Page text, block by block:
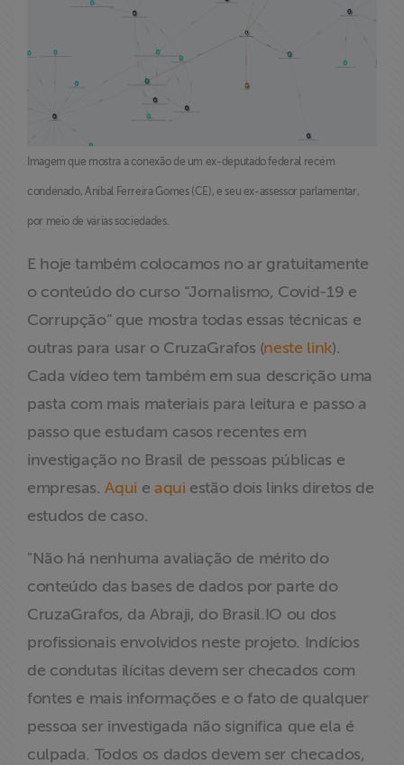
Imagem que mostra a conexão de um ex-deputado federal recém
condenado, Anibal Ferreira Gomes (CE), e seu ex-assessor parlamentar,
por meio de várias sociedades.
E hoje também colocamos no ar gratuitamente
o conteúdo do curso “Jornalismo, Covid-19 e
Corrupção” que mostra todas essas técnicas e
outras para usar o CruzaGrafos (neste link).
Cada vídeo tem também em sua descrição uma
pasta com mais materiais para leitura e passo a
passo que estudam casos recentes em
investigação no Brasil de pessoas públicas e
empresas.Aqui e aqui estão dois links diretos de
estudos de caso.
"Não há nenhuma avaliação de mérito do
conteúdo das bases de dados por parte do
CruzaGrafos, da Abraji, do Brasil.IO ou dos
profissionais envolvidos neste projeto. Indícios
de condutas ilícitas devem ser checados com
fontes e mais informações e o fato de qualquer
pessoa ser investigada não significa que ela é
culpada. Todos os dados devem ser checados,